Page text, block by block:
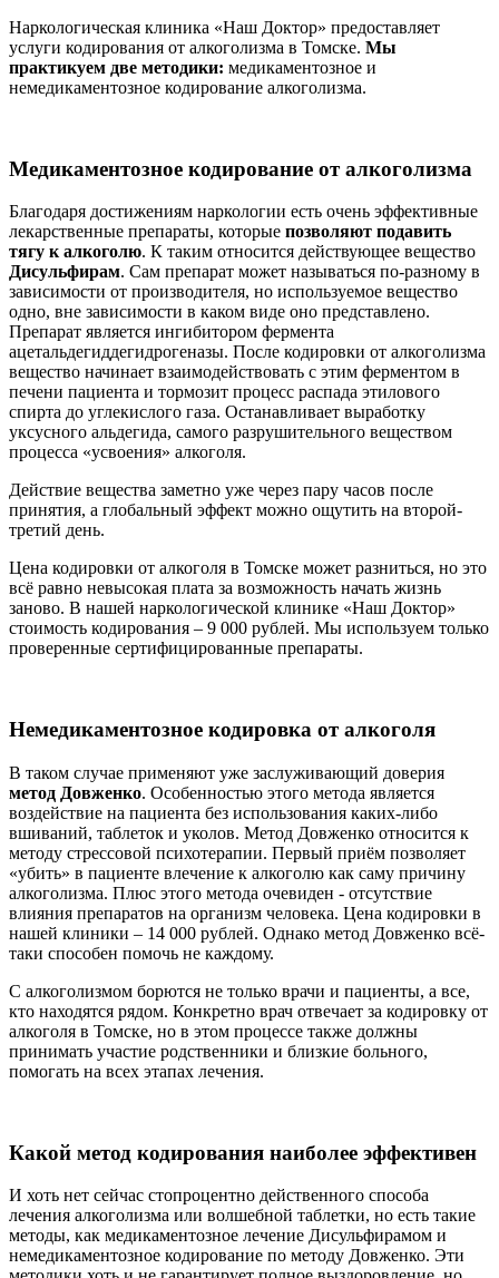
Наркологическая клиника «Наш Доктор» предоставляет
услуги кодирования от алкоголизма в Томске. Мы
практикуем две методики: медикаментозное и
немедикаментозное кодирование алкоголизма.
Медикаментозное кодирование от алкоголизма
Благодаря достижениям наркологии есть очень эффективные
лекарственные препараты, которые позволяют подавить
тягу к алкоголю. К таким относится действующее вещество
Дисульфирам. Сам препарат может называться по-разному в
зависимости от производителя, но используемое вещество
одно, вне зависимости в каком виде оно представлено.
Препарат является ингибитором фермента
ацетальдегиддегидрогеназы. После кодировки от алкоголизма
вещество начинает взаимодействовать с этим ферментом в
печени пациента и тормозит процесс распада этилового
спирта до углекислого газа. Останавливает выработку
уксусного альдегида, самого разрушительного веществом
процесса «усвоения» алкоголя.
Действие вещества заметно уже через пару часов после
принятия, а глобальный эффект можно ощутить на второй-
третий день.
Цена кодировки от алкоголя в Томске может разниться, но это
всё равно невысокая плата за возможность начать жизнь
заново. В нашей наркологической клинике «Наш Доктор»
стоимость кодирования – 9 000 рублей. Мы используем только
проверенные сертифицированные препараты.
Немедикаментозное кодировка от алкоголя
В таком случае применяют уже заслуживающий доверия
метод Довженко. Особенностью этого метода является
воздействие на пациента без использования каких-либо
вшиваний, таблеток и уколов. Метод Довженко относится к
методу стрессовой психотерапии. Первый приём позволяет
«убить» в пациенте влечение к алкоголю как саму причину
алкоголизма. Плюс этого метода очевиден - отсутствие
влияния препаратов на организм человека. Цена кодировки в
нашей клиники – 14 000 рублей. Однако метод Довженко всё-
таки способен помочь не каждому.
С алкоголизмом борются не только врачи и пациенты, а все,
кто находятся рядом. Конкретно врач отвечает за кодировку от
алкоголя в Томске, но в этом процессе также должны
принимать участие родственники и близкие больного,
помогать на всех этапах лечения.
Какой метод кодирования наиболее эффективен
И хоть нет сейчас стопроцентно действенного способа
лечения алкоголизма или волшебной таблетки, но есть такие
методы, как медикаментозное лечение Дисульфирамом и
немедикаментозное кодирование по методу Довженко. Эти